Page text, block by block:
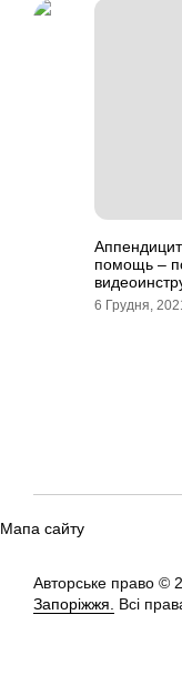
помощь –
6 Грудня,
Мапа сайту
Авторське право ©
Запоріжжя.
Всі